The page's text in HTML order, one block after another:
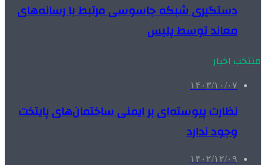
دستگیری شبکه جاسوسی مرتبط با رسانه‌های
معاند توسط پلیس
منتخب اخبار
۱۴۰۳/۱۰/۰۷
نظارت پیوسته‌ای بر ایمنی ساختمان‌های پایتخت
وجود ندارد
۱۴۰۲/۱۲/۰۹